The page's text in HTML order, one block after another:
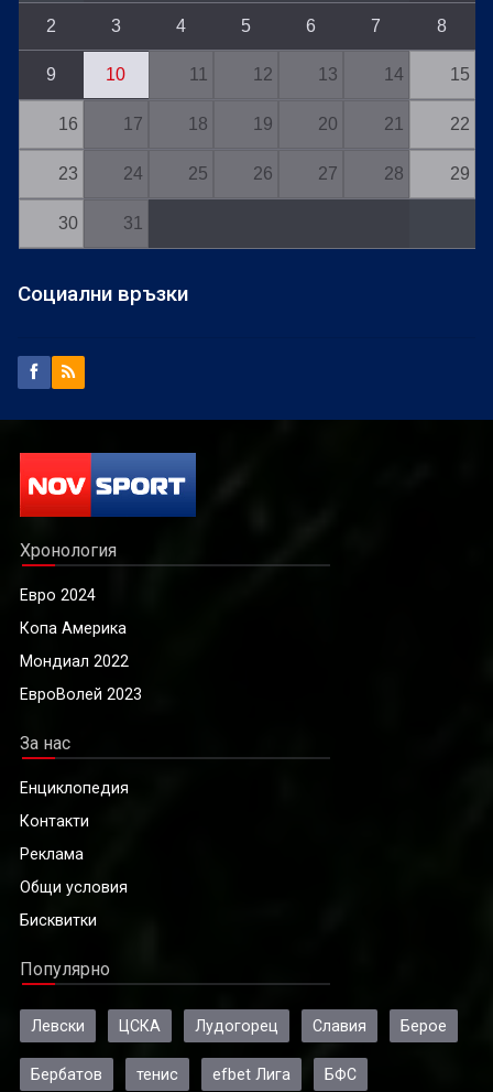
2 3 4 5 6 7 8
9 10 11 12 13 14 15
16 17 18 19 20 21 22
23 24 25 26 27 28 29
30 31
Социални връзки
Хронология
Евро 2024
Копа Америка
Мондиал 2022
ЕвроВолей 2023
За нас
Енциклопедия
Контакти
Реклама
Общи условия
Бисквитки
Популярно
Левски ЦСКА Лудогорец Славия Берое
Бербатов тенис efbet Лига БФС